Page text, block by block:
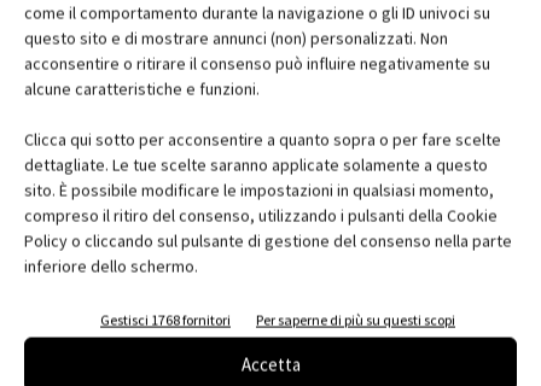
come il comportamento durante la navigazione o gli ID univoci su
questo sito e di mostrare annunci (non) personalizzati. Non
acconsentire o ritirare il consenso può influire negativamente su
alcune caratteristiche e funzioni.
Clicca qui sotto per acconsentire a quanto sopra o per fare scelte
dettagliate. Le tue scelte saranno applicate solamente a questo
sito. È possibile modificare le impostazioni in qualsiasi momento,
compreso il ritiro del consenso, utilizzando i pulsanti della Cookie
Policy o cliccando sul pulsante di gestione del consenso nella parte
inferiore dello schermo.
Gestisci 1768 fornitori Per saperne di più su questi scopi
Accetta
Edicola web
Iscriviti alla newsletter
EVENTI